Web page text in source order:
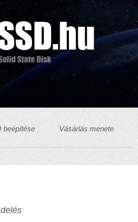
beépítése Vásárlás menete